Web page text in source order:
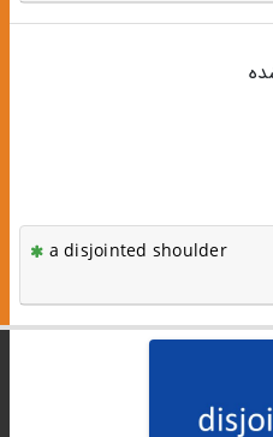
a disjointed shoulder